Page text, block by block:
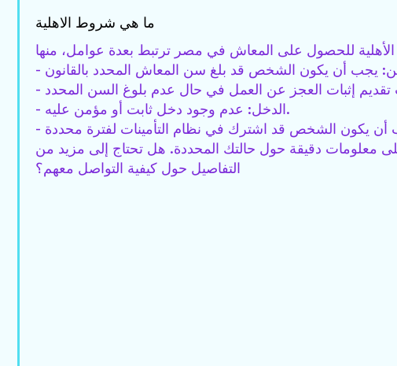
ما هي شروط الاهلية
- الدخل: عدم وجود دخل ثابت أو مؤمن عليه.
على معلومات دقيقة حول حالتك المحددة. هل تحتاج إلى مزيد من
التفاصيل حول كيفية التواصل معهم؟